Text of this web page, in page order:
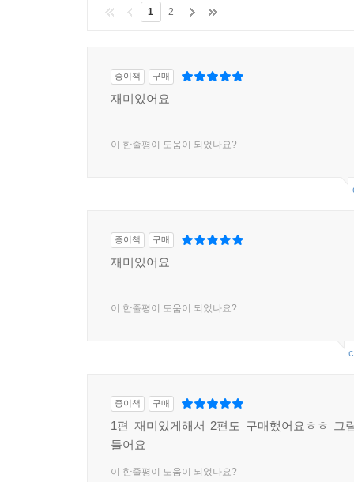
1 2
종이책 구매
재미있어요
이 한줄평이 도움이 되었나요?
종이책 구매
재미있어요
이 한줄평이 도움이 되었나요?
종이책 구매
1편 재미있게해서 2편도 구매했어요ㅎㅎ 그
들어요
이 한줄평이 도움이 되었나요?